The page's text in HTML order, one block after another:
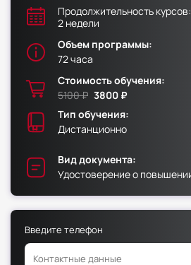
Факультет физической культуры и
Юридический факультет
Факультет менеджмента и экономики
Факультет психологии
Факультет рекламы и связей с
Факультет социальной работы
Факультет физической культуры и
Юридический факультет
Факультет менеджмента и экономики
Продолжительность курсов:
2 недели
Объем программы:
72 часа
Стоимость обучения:
5100 ₽ 3800 ₽
Тип обучения:
Дистанционно
Вид документа:
Удостоверение о
Введите телефон